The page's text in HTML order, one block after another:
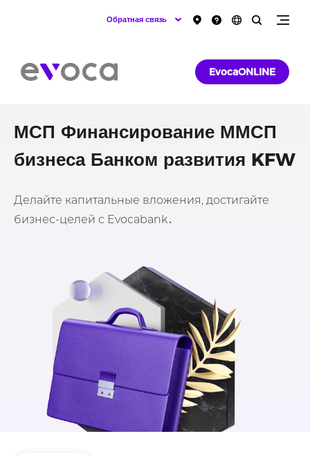
Обратная связь
EvocaONLINE
МСП Финансирование ММСП
бизнеса Банком развития KFW
Делайте капитальные вложения, достигайте
бизнес-целей с Evocabank․